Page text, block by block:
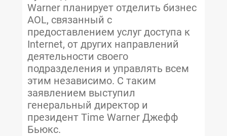
Warner планирует отделить бизнес
AOL, связанный с
предоставлением услуг доступа к
Internet, от других направлений
деятельности своего
подразделения и управлять всем
этим независимо. С таким
заявлением выступил
генеральный директор и
президент Time Warner Джефф
Бьюкс.